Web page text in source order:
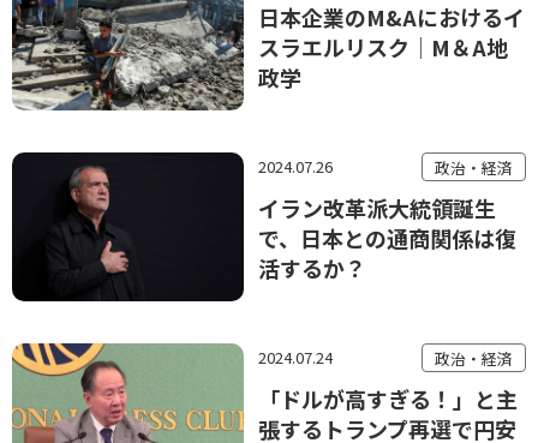
日本企業のM&Aにおけるイ
スラエルリスク│M＆A地
政学
2024.07.26 政治・経済
イラン改革派大統領誕生
で、日本との通商関係は復
活するか？
2024.07.24 政治・経済
「ドルが高すぎる！」と主
張するトランプ再選で円安